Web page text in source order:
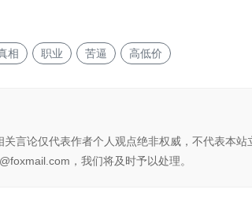
相 职业 苦逼 高低价
关言论仅代表作者个人观点绝非权威，不代表本
，我们将及时予以处理。